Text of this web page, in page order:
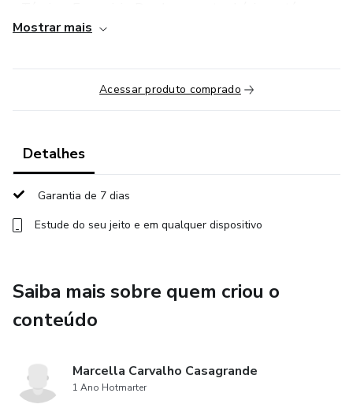
técnicas avançadas, ensinamos tudo o que você precisa
- Dicas e Truques: Descubra segredos profissionais que
ajudarão você a aperfeiçoar suas habilidades e otimizar seu
🌼 Por que escolher o nosso curso?
ao curso e aos materiais.
começou do zero e entende o que pode ser mais difícil de
aprender e como pode ser melhor começar de uma maneira
não convencional. Aqui, aprender na prática é o segredo,
Mostrar mais
Acessar produto comprado
Detalhes
Garantia de 7 dias
Estude do seu jeito e em qualquer dispositivo
Saiba mais sobre quem criou o
conteúdo
Marcella Carvalho Casagrande
1 Ano Hotmarter